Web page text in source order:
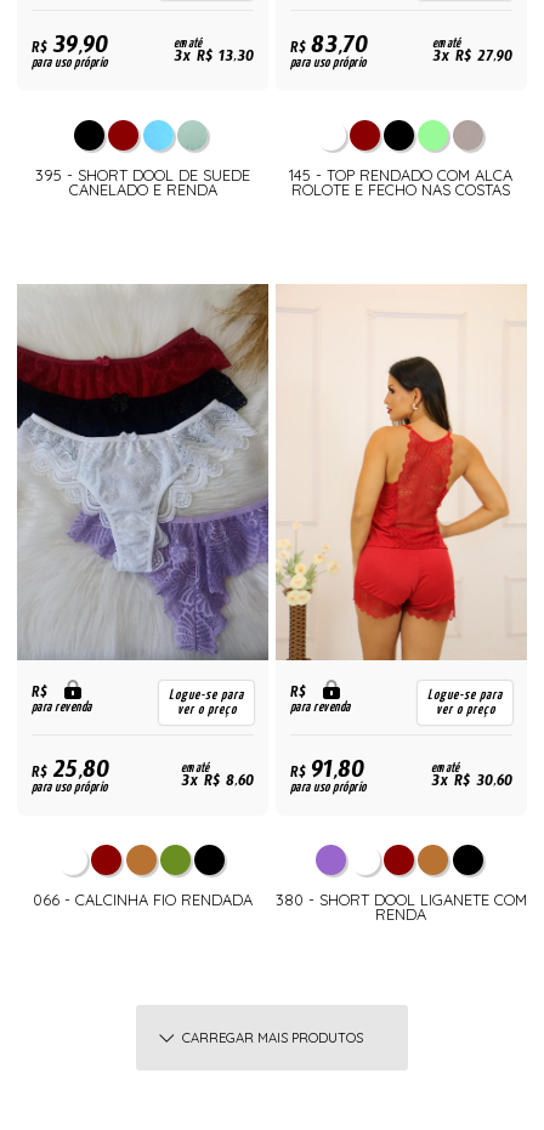
R$39,90
para uso próprio
em até
3x R$ 13,30
395 - SHORT DOOL DE SUEDE
CANELADO E RENDA
R$83,70
para uso próprio
em até
3x R$ 27,90
145 - TOP RENDADO COM ALCA
ROLOTE E FECHO NAS COSTAS
R$
para revenda
Logue-se para
ver o preço
R$25,80
para uso próprio
em até
3x R$ 8,60
066 - CALCINHA FIO RENDADA
R$
para revenda
Logue-se para
ver o preço
R$91,80
para uso próprio
em até
3x R$ 30,60
380 - SHORT DOOL LIGANETE COM
RENDA
CARREGAR MAIS PRODUTOS